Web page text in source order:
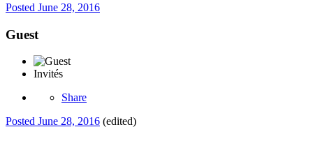
Posted June 28, 2016
Guest
Invités
Share
Posted June 28, 2016 (edited)